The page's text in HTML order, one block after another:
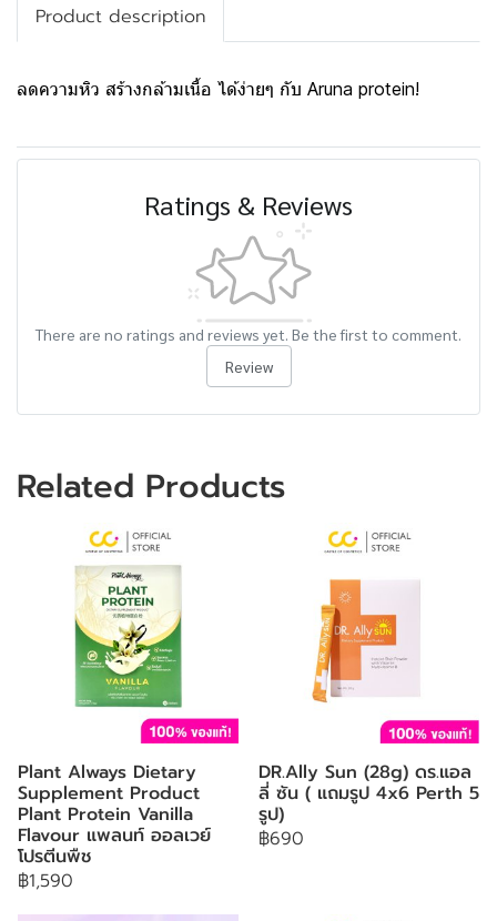
Product description
ลดความหิว สร้างกล้ามเนื้อ ได้ง่ายๆ กับ Aruna protein!
Ratings & Reviews
There are no ratings and reviews yet. Be the first to comment.
Review
Related Products
Plant Always Dietary
Supplement Product
Plant Protein Vanilla
Flavour แพลนท์ ออลเวย์
โปรตีนพืช
฿1,590
DR.Ally Sun (28g) ดร.แอล
ลี่ ซัน ( แถมรูป 4x6 Perth 5
รูป)
฿690